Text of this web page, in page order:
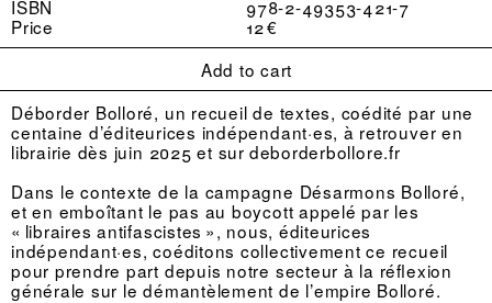
ISBN
978-2-49353-421-7
Price
12 €
Add to cart
Déborder Bolloré, un recueil de textes, coédité par une
centaine d’éditeurices indépendant·es, à retrouver en
librairie dès juin 2025 et sur deborderbollore.fr
Dans le contexte de la campagne Désarmons Bolloré,
et en emboîtant le pas au boycott appelé par les
« libraires antifascistes », nous, éditeurices
indépendant·es, coéditons collectivement ce recueil
pour prendre part depuis notre secteur à la réflexion
générale sur le démantèlement de l’empire Bolloré.